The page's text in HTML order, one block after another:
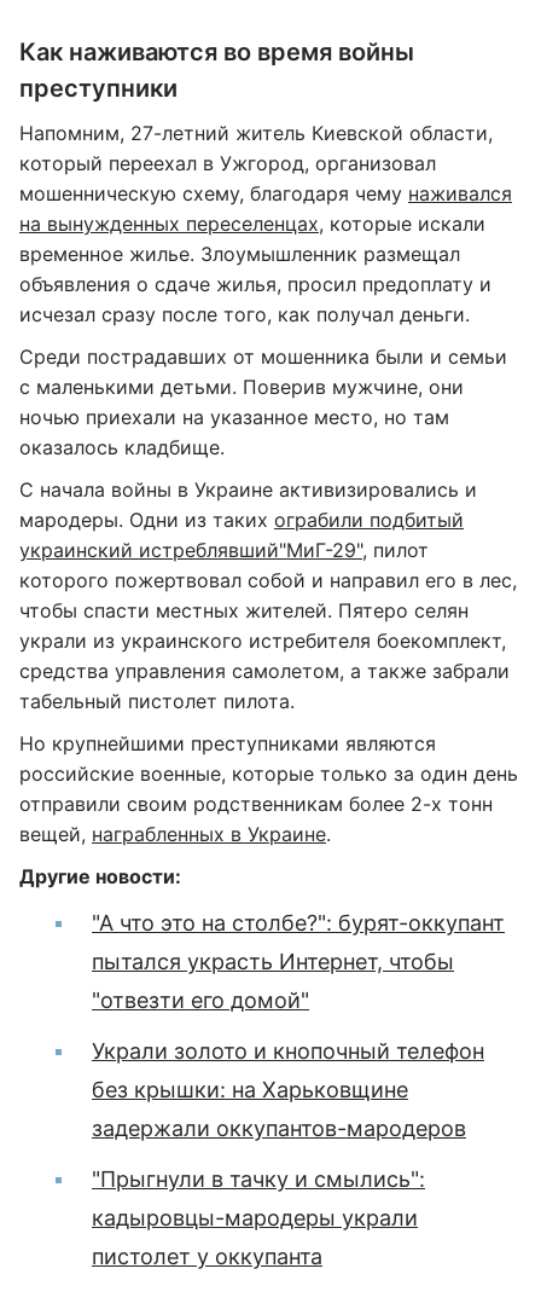
Как наживаются во время войны
преступники
Напомним, 27-летний житель Киевской области,
который переехал в Ужгород, организовал
мошенническую схему, благодаря чему наживался
на вынужденных переселенцах, которые искали
временное жилье. Злоумышленник размещал
объявления о сдаче жилья, просил предоплату и
исчезал сразу после того, как получал деньги.
Среди пострадавших от мошенника были и семьи
с маленькими детьми. Поверив мужчине, они
ночью приехали на указанное место, но там
оказалось кладбище.
С начала войны в Украине активизировались и
мародеры. Одни из таких ограбили подбитый
украинский истреблявший"МиГ-29", пилот
которого пожертвовал собой и направил его в лес,
чтобы спасти местных жителей. Пятеро селян
украли из украинского истребителя боекомплект,
средства управления самолетом, а также забрали
табельный пистолет пилота.
Но крупнейшими преступниками являются
российские военные, которые только за один день
отправили своим родственникам более 2-х тонн
вещей, награбленных в Украине.
Другие новости:
"А что это на столбе?": бурят-оккупант
пытался украсть Интернет, чтобы
"отвезти его домой"
Украли золото и кнопочный телефон
без крышки: на Харьковщине
задержали оккупантов-мародеров
"Прыгнули в тачку и смылись":
кадыровцы-мародеры украли
пистолет у оккупанта